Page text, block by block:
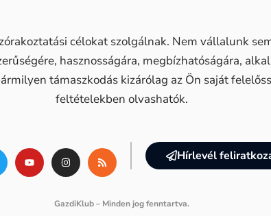
célokat szolgálnak. Nem vállalunk
hasznosságára, megbízhatóságára,
támaszkodás kizárólag az Ön saját
feltételekben olvashatók.
Hírlevél
GazdiKlub – Minden jog fenntartva.